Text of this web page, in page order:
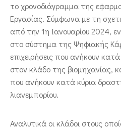
το χρονοδιάγραμμα της
Εργασίας. Σύμφωνα με τη
από την 1η Ιανουαρίου 2024,
στο σύστημα της Ψηφιακής
επιχειρήσεις που ανήκουν
στον κλάδο της βιομηχανίας,
που ανήκουν κατά κύρια
λιανεμπορίου.
Αναλυτικά οι κλάδοι στους